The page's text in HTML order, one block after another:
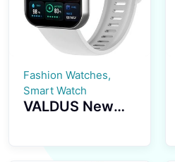
Fashion Watches,
Smart Watch
VALDUS New